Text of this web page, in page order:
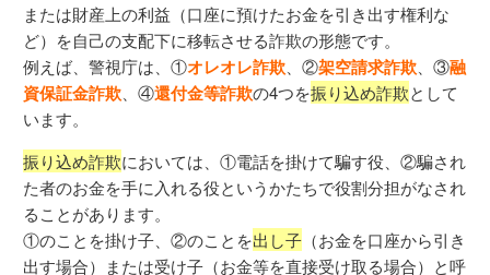
または財産上の利益（口座に預けたお金を引き出す権利な
ど）を自己の支配下に移転させる詐欺の形態です。
例えば、警視庁は、①オレオレ詐欺 、②架空請求詐欺 、③融
資保証金詐欺 、④還付金等詐欺の4つを振り込め詐欺として
います。
振り込め詐欺においては、①電話を掛けて騙す役、②騙され
た者のお金を手に入れる役というかたちで役割分担がなされ
ることがあります。
①のことを掛け子、②のことを出し子 （お金を口座から引き
出す場合）または受け子（お金等を直接受け取る場合）と呼